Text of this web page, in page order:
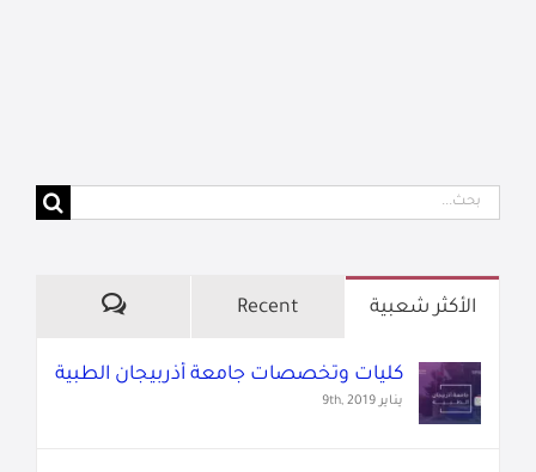
البحث
الأكثر شعبية Recent تعليقات
كليات وتخصصات جامعة أذربيجان الطبية
يناير 9th, 2019